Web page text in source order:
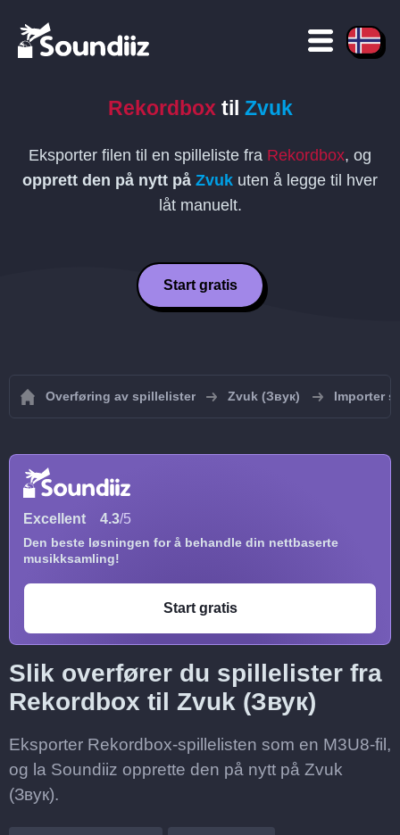
Rekordbox til Zvuk
Eksporter filen til en spilleliste fra Rekordbox, og
opprett den på nytt på Zvuk uten å legge til hver
låt manuelt.
Start gratis
Overføring av spillelister Zvuk (Звук) Importer
Excellent 4.3/5
Den beste løsningen for å behandle din nettbaserte
musikksamling!
Start gratis
Slik overfører du spillelister fra
Rekordbox til Zvuk (Звук)
Eksporter Rekordbox-spillelisten som en M3U8-fil,
og la Soundiiz opprette den på nytt på Zvuk
(Звук).